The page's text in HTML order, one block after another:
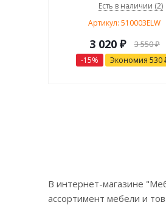
Есть в наличии (2)
Артикул: 510003ELW
3 020₽ 3 550₽
-15% Экономия 530
В интернет-магазине
ассортимент мебели и